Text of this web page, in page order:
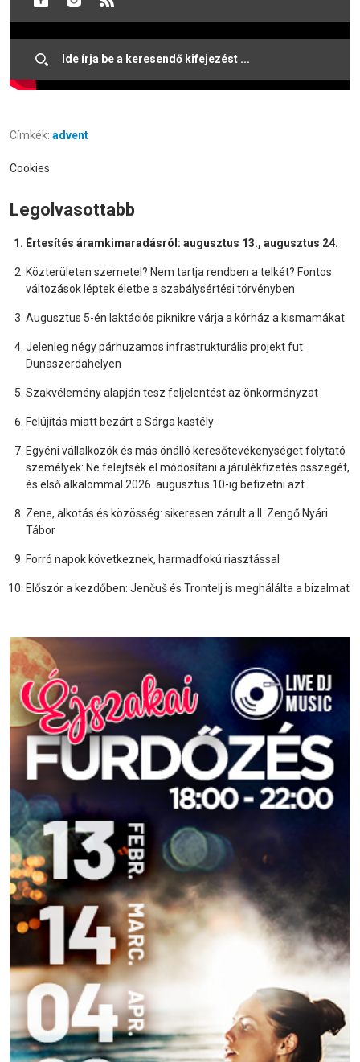
Címkék: advent
Cookies
Legolvasottabb
Értesítés áramkimaradásról: augusztus 13., augusztus 24.
Közterületen szemetel? Nem tartja rendben a telkét? Fontos
változások léptek életbe a szabálysértési törvényben
Augusztus 5-én laktációs piknikre várja a kórház a kismamákat
Jelenleg négy párhuzamos infrastrukturális projekt fut
Dunaszerdahelyen
Szakvélemény alapján tesz feljelentést az önkormányzat
Felújítás miatt bezárt a Sárga kastély
Egyéni vállalkozók és más önálló keresőtevékenységet folytató
személyek: Ne felejtsék el módosítani a járulékfizetés összegét,
és első alkalommal 2026. augusztus 10-ig befizetni azt
Zene, alkotás és közösség: sikeresen zárult a II. Zengő Nyári
Tábor
Forró napok következnek, harmadfokú riasztással
Először a kezdőben: Jenčuš és Trontelj is meghálálta a bizalmat